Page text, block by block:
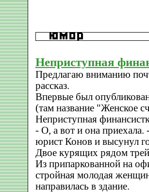
Неприступная
Предлагаю вниманию
рассказ.
Впервые был
(там название "Женское
Неприступная
- О, а вот и она приехала.
юрист Конов и высунул
Двое курящих рядом
Из припаркованной на
стройная молодая
направилась в здание.